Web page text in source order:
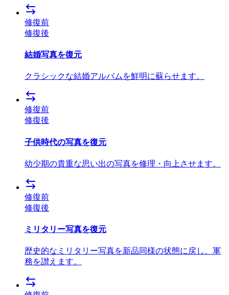
修復前
修復後
結婚写真を復元
クラシックな結婚アルバムを鮮明に蘇らせます。
修復前
修復後
子供時代の写真を復元
幼少期の貴重な思い出の写真を修理・向上させます。
修復前
修復後
ミリタリー写真を復元
歴史的なミリタリー写真を新品同様の状態に戻し、軍
務を讃えます。